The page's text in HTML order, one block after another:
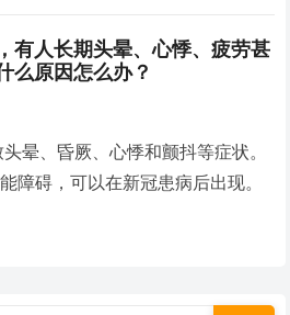
有人长期头晕、心悸、疲劳甚
么原因怎么办？
晕、昏厥、心悸和颤抖等症状。
障碍，可以在新冠患病后出现。